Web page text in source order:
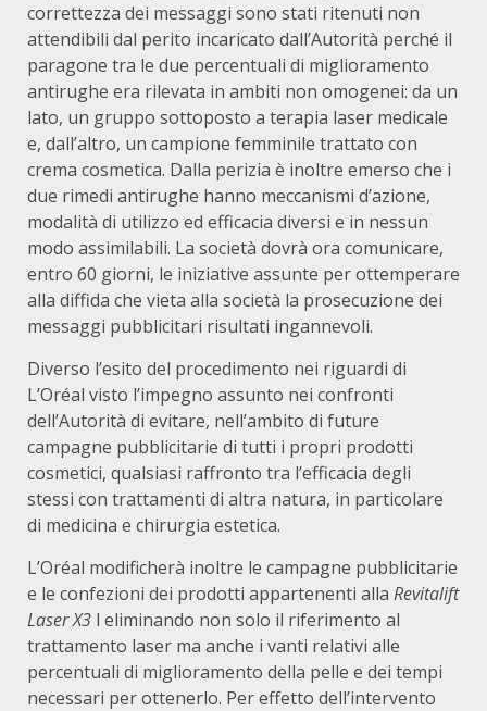
correttezza dei messaggi sono stati ritenuti non
attendibili dal perito incaricato dall’Autorità perché il
paragone tra le due percentuali di miglioramento
antirughe era rilevata in ambiti non omogenei: da un
lato, un gruppo sottoposto a terapia laser medicale
e, dall’altro, un campione femminile trattato con
crema cosmetica. Dalla perizia è inoltre emerso che i
due rimedi antirughe hanno meccanismi d’azione,
modalità di utilizzo ed efficacia diversi e in nessun
modo assimilabili. La società dovrà ora comunicare,
entro 60 giorni, le iniziative assunte per ottemperare
alla diffida che vieta alla società la prosecuzione dei
messaggi pubblicitari risultati ingannevoli.
Diverso l’esito del procedimento nei riguardi di
L’Oréal visto l’impegno assunto nei confronti
dell’Autorità di evitare, nell’ambito di future
campagne pubblicitarie di tutti i propri prodotti
cosmetici, qualsiasi raffronto tra l’efficacia degli
stessi con trattamenti di altra natura, in particolare
di medicina e chirurgia estetica.
L’Oréal modificherà inoltre le campagne pubblicitarie
e le confezioni dei prodotti appartenenti alla Revitalift
Laser X3 l eliminando non solo il riferimento al
trattamento laser ma anche i vanti relativi alle
percentuali di miglioramento della pelle e dei tempi
necessari per ottenerlo. Per effetto dell’intervento